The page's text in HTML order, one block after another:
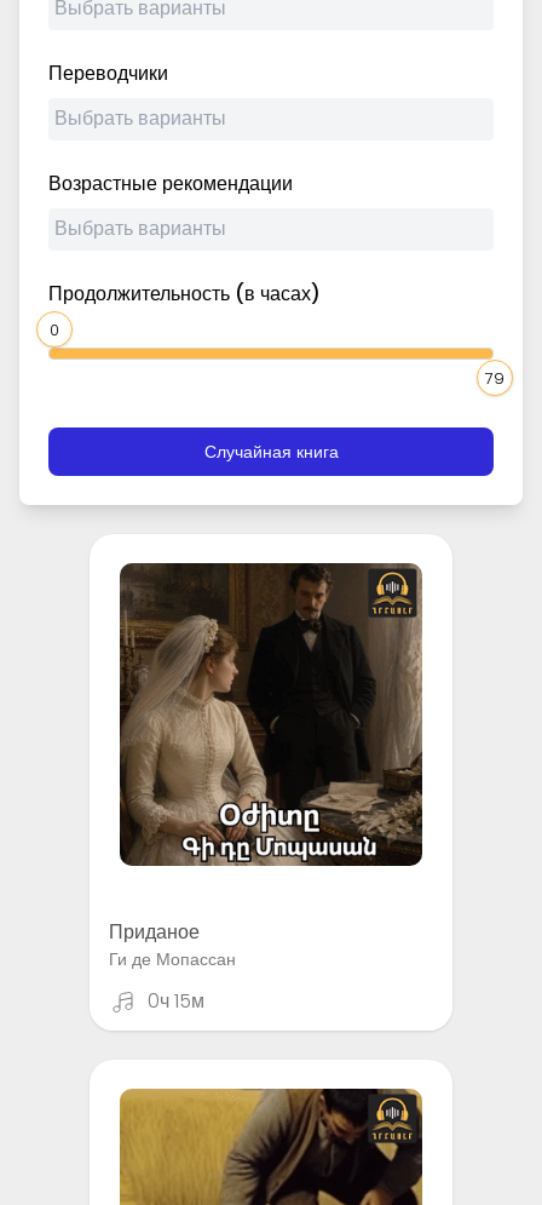
Переводчики
Возрастные рекомендации
Продолжительность (в часах)
0
79
Случайная книга
Приданое
Ги де Мопассан
0ч 15м